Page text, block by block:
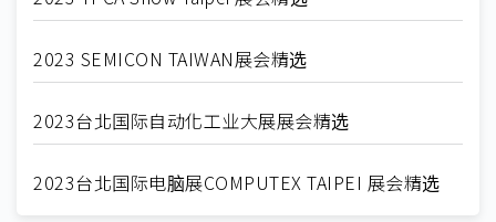
2023 SEMICON TAIWAN展会精选
2023台北国际自动化工业大展展会精选
2023台北国际电脑展COMPUTEX TAIPEI 展会精选